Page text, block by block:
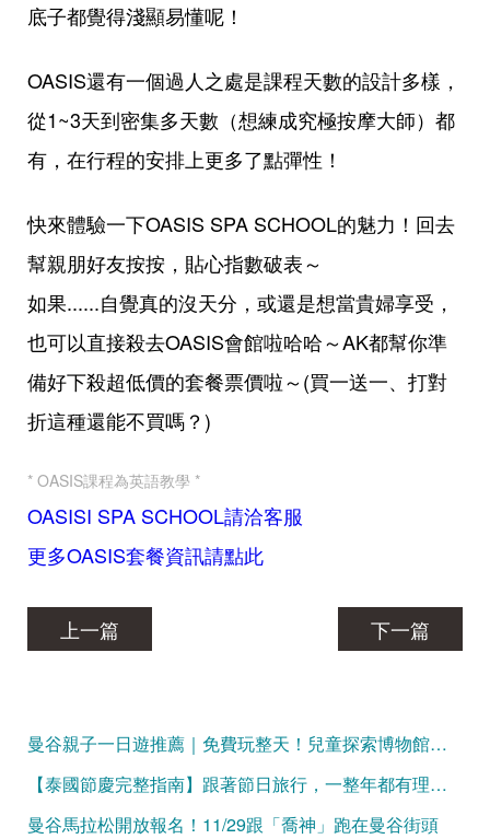
底子都覺得淺顯易懂呢！
OASIS還有一個過人之處是課程天數的設計多樣，
從1~3天到密集多天數（想練成究極按摩大師）都
有，在行程的安排上更多了點彈性！
快來體驗一下OASIS SPA SCHOOL的魅力！回去
幫親朋好友按按，貼心指數破表～
如果......自覺真的沒天分，或還是想當貴婦享受，
也可以直接殺去OASIS會館啦哈哈～AK都幫你準
備好下殺超低價的套餐票價啦～(買一送一、打對
折這種還能不買嗎？)
* OASIS課程為英語教學 *
OASISI SPA SCHOOL請洽客服
更多OASIS套餐資訊請點此
上一篇 下一篇
曼谷親子一日遊推薦｜免費玩整天！兒童探索博物館、Mixt Mall、火車公園、恰圖恰夜市，一條動線玩遍曼谷親子景點
【泰國節慶完整指南】跟著節日旅行，一整年都有理由出發！
曼谷馬拉松開放報名！11/29跟「喬神」跑在曼谷街頭